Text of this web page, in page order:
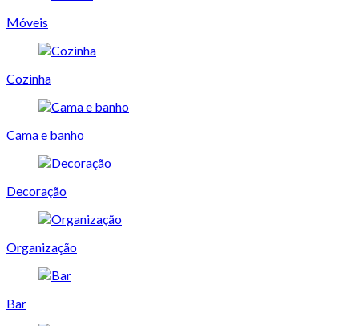
Móveis
Cozinha
Cama e banho
Decoração
Organização
Bar